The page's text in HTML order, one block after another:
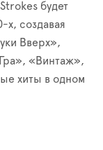
будет
х, создавая
Вверх»,
«Винтаж»,
хиты в одном